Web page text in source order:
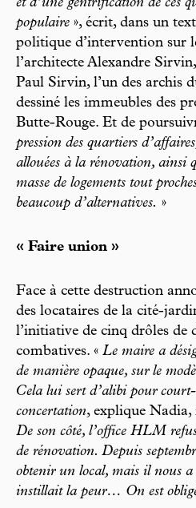
et d’une gentrification de ces
populaire », écrit, dans un
politique d’intervention sur
l’architecte Alexandre
Paul Sirvin, l’un des archis
dessiné les immeubles des
Butte-Rouge. Et de
pression des quartiers
allouées à la rénovation, ainsi
masse de logements tout
beaucoup d’alternatives. »
« Faire union »
Face à cette destruction
des locataires de la cité-
l’initiative de cinq drôles de
combatives. « Le maire a
de manière opaque, sur le
Cela lui sert d’alibi pour
concertation, explique
De son côté, l’office HLM
de rénovation. Depuis
obtenir un local, mais il nous a
instillait la peur… On est